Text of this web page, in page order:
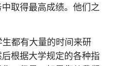
取得最高成绩。他们之
都有大量的时间来研
根据大学规定的各种指